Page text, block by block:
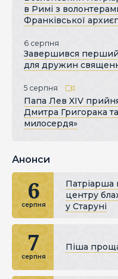
в Римі з
Франківської
6 серпня
Завершився перший
для дружин
5 серпня
Папа Лев XIV
Дмитра Григорака
милосердя»
Анонси
6
серпня
Патріарша
центру
у Старуні
7
серпня
Піша